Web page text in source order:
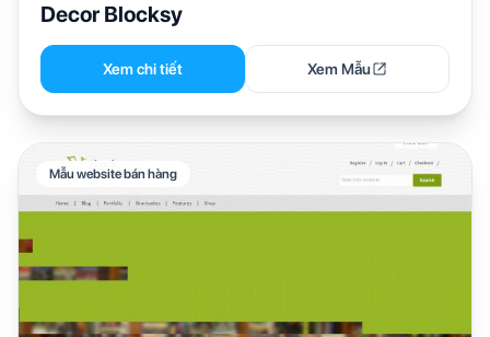
Decor Blocksy
Xem chi tiết Xem Mẫu
Mẫu website bán hàng